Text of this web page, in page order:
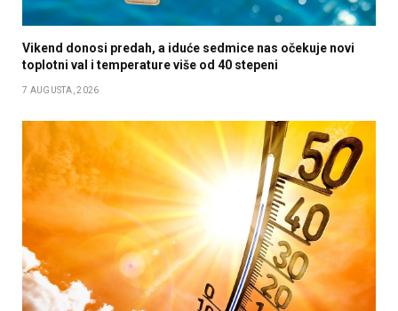
Vikend donosi predah, a iduće sedmice nas očekuje novi
toplotni val i temperature više od 40 stepeni
7 AUGUSTA, 2026